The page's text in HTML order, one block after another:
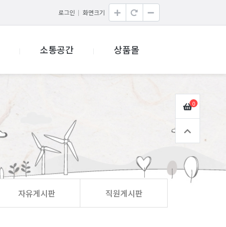
로그인 화면크기
소통공간 상품몰
자유게시판 직원게시판
0